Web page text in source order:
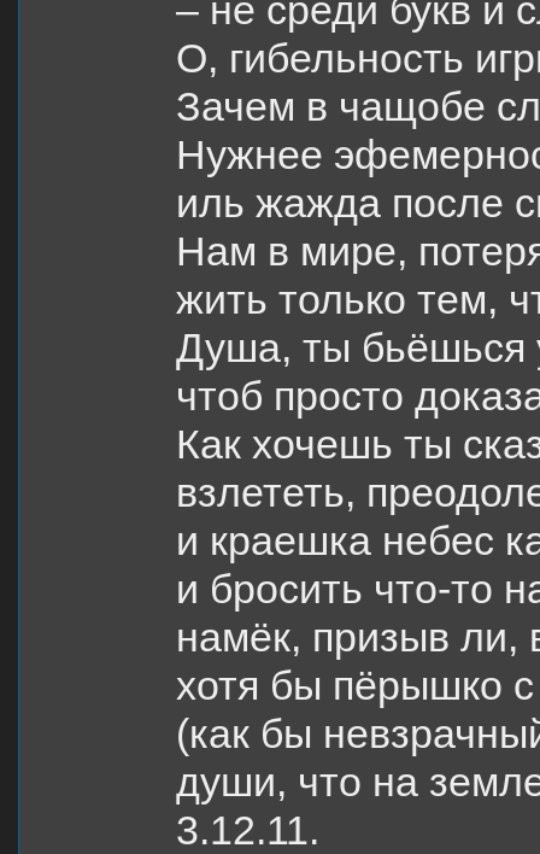
– не среди букв и
О, гибельность
Зачем в чащобе
Нужнее
иль жажда после
Нам в мире,
жить только тем,
Душа, ты бьёшься
чтоб просто
Как хочешь ты
взлететь,
и краешка небес
и бросить что-то
намёк, призыв ли,
хотя бы пёрышко
(как бы
души, что на
3.12.11.